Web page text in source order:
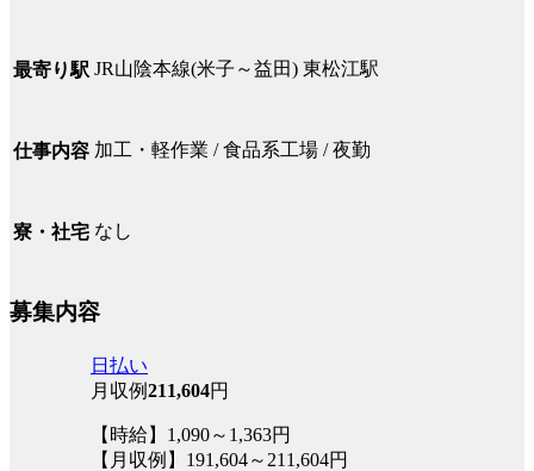
最寄り駅 JR山陰本線(米子～益田) 東松江駅
仕事内容 加工・軽作業 / 食品系工場 / 夜勤
寮・社宅 なし
募集内容
日払い
月収例211,604円
【時給】1,090～1,363円
【月収例】191,604～211,604円